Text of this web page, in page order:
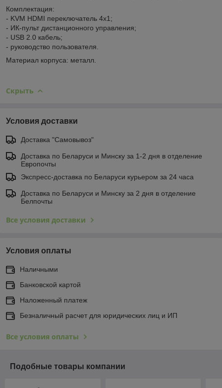
Комплектация:
- KVM HDMI переключатель 4x1;
- ИК-пульт дистанционного управления;
- USB 2.0 кабель;
- руководство пользователя.
Материал корпуса: металл.
Скрыть
Условия доставки
Доставка "Самовывоз"
Доставка по Беларуси и Минску за 1-2 дня в отделение
Европочты
Экспресс-доставка по Беларуси курьером за 24 часа
Доставка по Беларуси и Минску за 2 дня в отделение
Белпочты
Все условия доставки
Условия оплаты
Наличными
Банковской картой
Наложенный платеж
Безналичный расчет для юридических лиц и ИП
Все условия оплаты
Подобные товары компании